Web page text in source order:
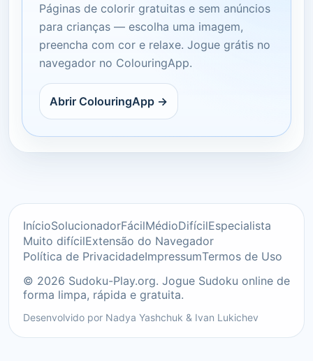
Páginas de colorir gratuitas e sem anúncios
para crianças — escolha uma imagem,
preencha com cor e relaxe. Jogue grátis no
navegador no ColouringApp.
Abrir ColouringApp →
InícioSolucionadorFácilMédioDifícilEspecialista
Muito difícilExtensão do Navegador
Política de PrivacidadeImpressumTermos de Uso
© 2026 Sudoku-Play.org. Jogue Sudoku online de
forma limpa, rápida e gratuita.
Desenvolvido por Nadya Yashchuk & Ivan Lukichev